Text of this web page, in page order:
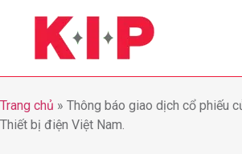
Trang chủ » Thông báo giao dịch cổ phiếu
Thiết bị điện Việt Nam.